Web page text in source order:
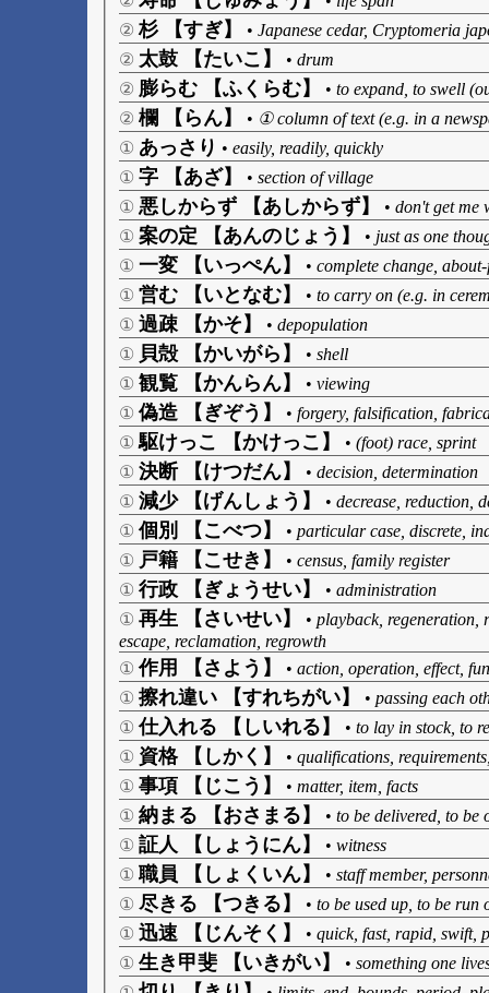
② 杉 【すぎ】 • Japanese cedar, Cryptomeria
② 太鼓 【たいこ】 • drum
② 膨らむ 【ふくらむ】 • to expand, to swell
② 欄 【らん】 • ① column of text (e.g. in a
① あっさり • easily, readily, quickly
① 字 【あざ】 • section of village
① 悪しからず 【あしからず】 • don't get me
① 案の定 【あんのじょう】 • just as one
① 一変 【いっぺん】 • complete change,
① 営む 【いとなむ】 • to carry on (e.g. in
① 過疎 【かそ】 • depopulation
① 貝殻 【かいがら】 • shell
① 観覧 【かんらん】 • viewing
① 偽造 【ぎぞう】 • forgery, falsification,
① 駆けっこ 【かけっこ】 • (foot) race, sprint
① 決断 【けつだん】 • decision, determination
① 減少 【げんしょう】 • decrease, reduction,
① 個別 【こべつ】 • particular case, discrete,
① 戸籍 【こせき】 • census, family register
① 行政 【ぎょうせい】 • administration
① 再生 【さいせい】 • playback, regeneration,
escape, reclamation, regrowth
① 作用 【さよう】 • action, operation, effect,
① 擦れ違い 【すれちがい】 • passing each
① 仕入れる 【しいれる】 • to lay in stock, to
① 資格 【しかく】 • qualifications,
① 事項 【じこう】 • matter, item, facts
① 納まる 【おさまる】 • to be delivered, to be
① 証人 【しょうにん】 • witness
① 職員 【しょくいん】 • staff member,
① 尽きる 【つきる】 • to be used up, to be run
① 迅速 【じんそく】 • quick, fast, rapid, swift,
① 生き甲斐 【いきがい】 • something one